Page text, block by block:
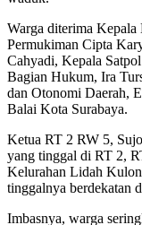
Warga diterima Kepala
Permukiman Cipta
Cahyadi, Kepala
Bagian Hukum, Ira
dan Otonomi Daerah,
Balai Kota Surabaya.
Ketua RT 2 RW 5,
yang tinggal di RT 2,
Kelurahan Lidah
tinggalnya berdekatan
Imbasnya, warga